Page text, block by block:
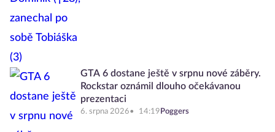
GTA 6 dostane ještě v srpnu nové záběry.
Rockstar oznámil dlouho očekávanou
prezentaci
6. srpna 2026 14:19 Poggers